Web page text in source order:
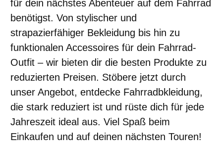
für dein nächstes Abenteuer auf dem Fahrrad
benötigst. Von stylischer und
strapazierfähiger Bekleidung bis hin zu
funktionalen Accessoires für dein Fahrrad-
Outfit – wir bieten dir die besten Produkte zu
reduzierten Preisen. Stöbere jetzt durch
unser Angebot, entdecke Fahrradbkleidung,
die stark reduziert ist und rüste dich für jede
Jahreszeit ideal aus. Viel Spaß beim
Einkaufen und auf deinen nächsten Touren!